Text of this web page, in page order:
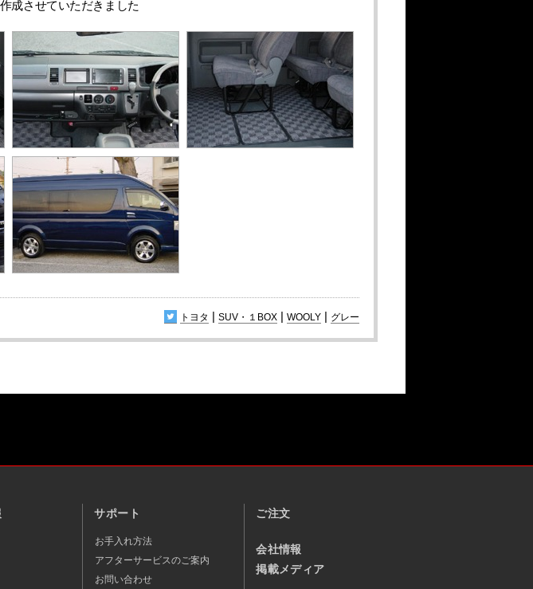
成させていただきました
トヨタ | SUV・１BOX | WOOLY | グレー
サポート
お手入れ方法
アフターサービスのご案内
お問い合わせ
ご注文
会社情報
掲載メディア